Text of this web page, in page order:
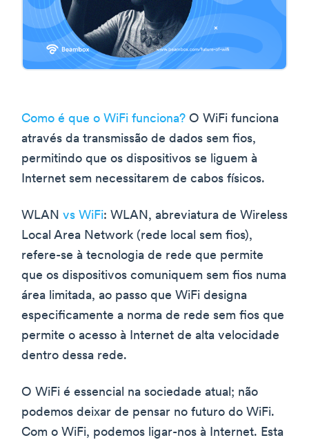
Como é que o WiFi funciona? O WiFi funciona
através da transmissão de dados sem fios,
permitindo que os dispositivos se liguem à
Internet sem necessitarem de cabos físicos.
WLAN vs WiFi: WLAN, abreviatura de Wireless
Local Area Network (rede local sem fios),
refere-se à tecnologia de rede que permite
que os dispositivos comuniquem sem fios numa
área limitada, ao passo que WiFi designa
especificamente a norma de rede sem fios que
permite o acesso à Internet de alta velocidade
dentro dessa rede.
O WiFi é essencial na sociedade atual; não
podemos deixar de pensar no futuro do WiFi.
Com o WiFi, podemos ligar-nos à Internet. Esta